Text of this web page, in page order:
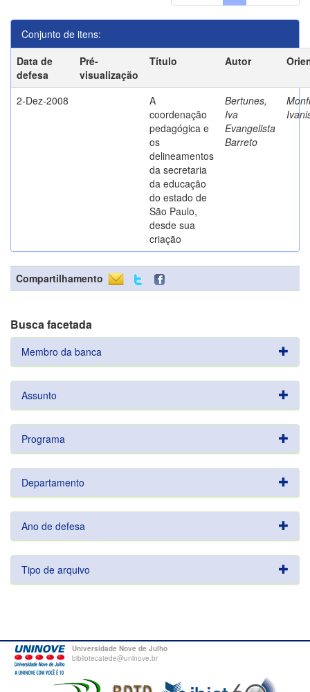
Conjunto de itens:
Data de
defesa
Pré-
visualização
Título Autor
2-Dez-2008
A
coordenação
pedagógica e
os
delineamentos
da secretaria
da educação
do estado de
São Paulo,
desde sua
criação
Bertunes,
Iva
Evangelista
Barreto
Compartilhamento
Busca facetada
Membro da banca
Assunto
Programa
Departamento
Ano de defesa
Tipo de arquivo
Universidade Nove de Julho
bibliotecatede@uninove.br